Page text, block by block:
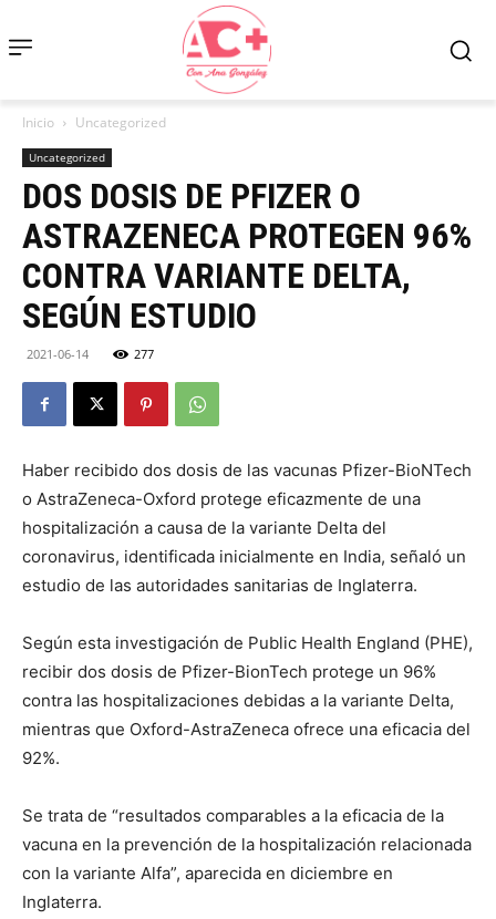
Inicio Uncategorized
Uncategorized
DOS DOSIS DE PFIZER O
ASTRAZENECA PROTEGEN 96%
CONTRA VARIANTE DELTA,
SEGÚN ESTUDIO
2021-06-14 277
Haber recibido dos dosis de las vacunas Pfizer-BioNTech
o AstraZeneca-Oxford protege eficazmente de una
hospitalización a causa de la variante Delta del
coronavirus, identificada inicialmente en India, señaló un
estudio de las autoridades sanitarias de Inglaterra.
Según esta investigación de Public Health England (PHE),
recibir dos dosis de Pfizer-BionTech protege un 96%
contra las hospitalizaciones debidas a la variante Delta,
mientras que Oxford-AstraZeneca ofrece una eficacia del
92%.
Se trata de “resultados comparables a la eficacia de la
vacuna en la prevención de la hospitalización relacionada
con la variante Alfa”, aparecida en diciembre en
Inglaterra.